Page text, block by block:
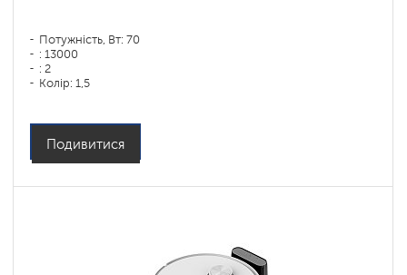
Потужність, Вт: 70
: 13000
: 2
Колір: 1,5
Бічні щітки: 1
Подивитися